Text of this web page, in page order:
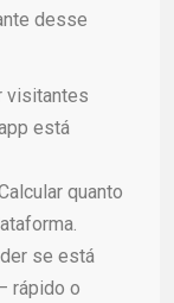
desse
visitantes
está
quanto
se está
rápido o